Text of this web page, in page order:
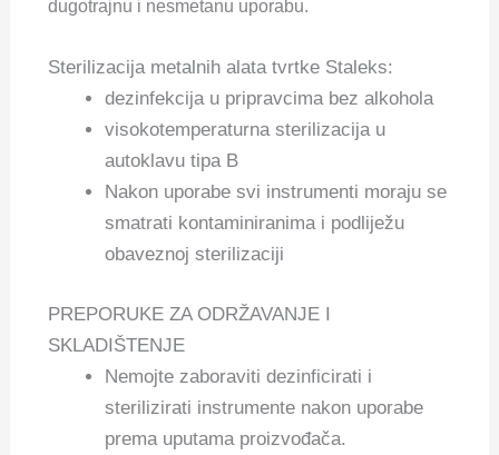
dugotrajnu i nesmetanu uporabu.
Sterilizacija metalnih alata tvrtke Staleks:
dezinfekcija u pripravcima bez alkohola
visokotemperaturna sterilizacija u
autoklavu tipa B
Nakon uporabe svi instrumenti moraju se
smatrati kontaminiranima i podliježu
obaveznoj sterilizaciji
PREPORUKE ZA ODRŽAVANJE I
SKLADIŠTENJE
Nemojte zaboraviti dezinficirati i
sterilizirati instrumente nakon uporabe
prema uputama proizvođača.